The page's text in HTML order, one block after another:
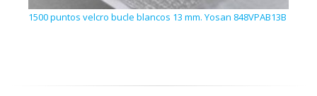
1500 puntos velcro bucle blancos 13 mm. Yosan 848VPAB13B